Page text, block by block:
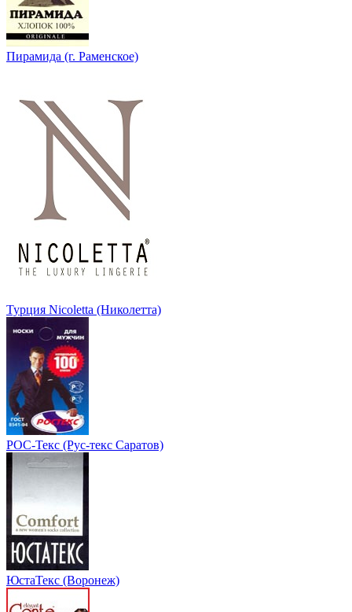
Пирамида (г. Раменское)
Турция Nicoletta (Николетта)
РОС-Текс (Рус-текс Саратов)
ЮстаТекс (Воронеж)